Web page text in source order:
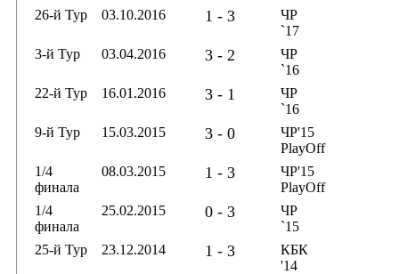
26-й Тур
03.10.2016 1 - 3
ЧР
`17
3-й Тур
03.04.2016 3 - 2
ЧР
`16
22-й Тур
16.01.2016 3 - 1
ЧР
`16
9-й Тур
15.03.2015 3 - 0
ЧР'15
PlayOff
1/4
финала
08.03.2015 1 - 3
ЧР'15
PlayOff
1/4
финала
25.02.2015 0 - 3
ЧР
`15
25-й Тур
23.12.2014 1 - 3
КБК
'14